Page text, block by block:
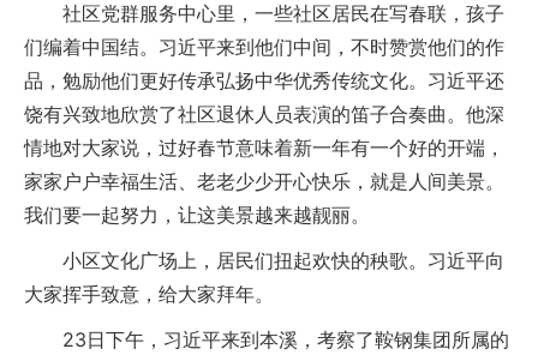
社区党群服务中心里，一些社区居民在写春联，孩子
们编着中国结。习近平来到他们中间，不时赞赏他们的作
品，勉励他们更好传承弘扬中华优秀传统文化。习近平还
饶有兴致地欣赏了社区退休人员表演的笛子合奏曲。他深
情地对大家说，过好春节意味着新一年有一个好的开端，
家家户户幸福生活、老老少少开心快乐，就是人间美景。
我们要一起努力，让这美景越来越靓丽。
小区文化广场上，居民们扭起欢快的秧歌。习近平向
大家挥手致意，给大家拜年。
23日下午，习近平来到本溪，考察了鞍钢集团所属的